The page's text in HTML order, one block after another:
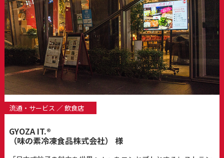
流通・サービス ／ 飲食店
GYOZA IT.®
（味の素冷凍食品株式会社） 様